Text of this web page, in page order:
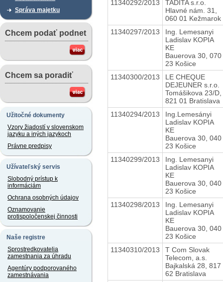
Správa majetku
Chcem podať podnet
Chcem sa poradiť
Užitočné dokumenty
Vzory žiadostí v slovenskom
jazyku a iných jazykoch
Právne predpisy
Užívateľský servis
Slobodný prístup k
informáciám
Ochrana osobných údajov
Oznamovanie
protispoločenskej činnosti
Naše registre
Sprostredkovatelia
zamestnania za úhradu
Agentúry podporovaného
zamestnávania
11340292/2013
TADITA s.r.o.
Hlavné nám. 31,
060 01 Kežmarok
11340297/2013
Ing. Lemesanyi
Ladislav KOPIA
KE
Bauerova 30, 070
23 Košice
11340300/2013
LE CHEQUE
DEJEUNER s.r.o.
Tomášikova 23/D,
821 01 Bratislava
11340294/2013
Ing.Lemesányi
Ladislav KOPIA
KE
Bauerova 30, 040
23 Košice
11340299/2013
Ing. Lemesanyi
Ladislav KOPIA
KE
Bauerova 30, 040
23 Košice
11340298/2013
Ing. Lemesanyi
Ladislav KOPIA
KE
Bauerova 30, 040
23 Košice
11340310/2013
T Com Slovak
Telecom, a.s.
Bajkalská 28, 817
62 Bratislava